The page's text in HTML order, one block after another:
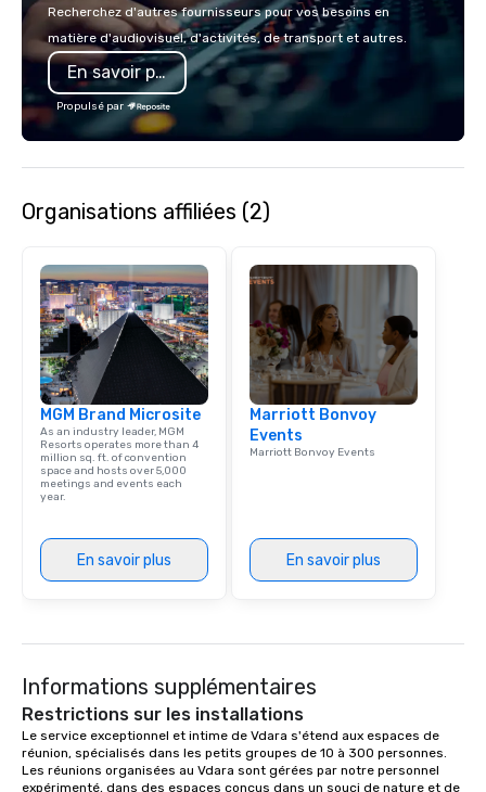
on-site coordination.
executive gatherings
Spanish, and English,
across destinations
Miami, Los Angeles,
Las Vegas, Chicago,
New Orleans, we
local expertise, and
ground support to
life.
Recherchez d'autres fournisseurs pour vos besoins en
matière d'audiovisuel, d'activités, de transport et autres.
En savoir plus
Propulsé par
Organisations affiliées (2)
MGM Brand Microsite
As an industry leader, MGM
Resorts operates more than 4
million sq. ft. of convention
space and hosts over 5,000
meetings and events each
year.
En savoir plus
Marriott Bonvoy
Events
Marriott Bonvoy Events
En savoir plus
Informations supplémentaires
Restrictions sur les installations
Le service exceptionnel et intime de Vdara s'étend aux espaces de
réunion, spécialisés dans les petits groupes de 10 à 300 personnes.
Les réunions organisées au Vdara sont gérées par notre personnel
expérimenté, dans des espaces conçus dans un souci de nature et de